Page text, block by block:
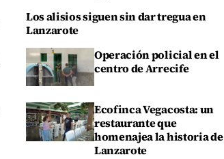
Los alisios siguen sin dar tregua en
Lanzarote
Operación policial en el
centro de Arrecife
Ecofinca Vegacosta: un
restaurante que
homenajea la historia de
Lanzarote